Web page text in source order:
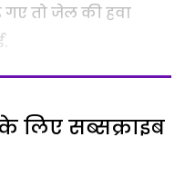
तो जेल की हवा
लिए सब्सक्राइब